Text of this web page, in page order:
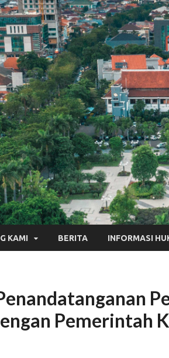
KAMI BERITA INFORMASI
Pemerintah